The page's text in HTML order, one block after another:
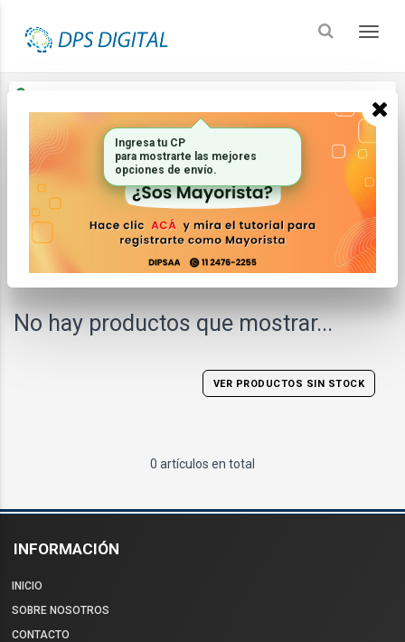
Inicio Electricidad Timers
ORDENAR
No hay productos que mostrar...
VER PRODUCTOS SIN STOCK
0 artículos en total
INFORMACIÓN
INICIO
SOBRE NOSOTROS
CONTACTO
Ingresa tu CP
para mostrarte las mejores
opciones de envío.